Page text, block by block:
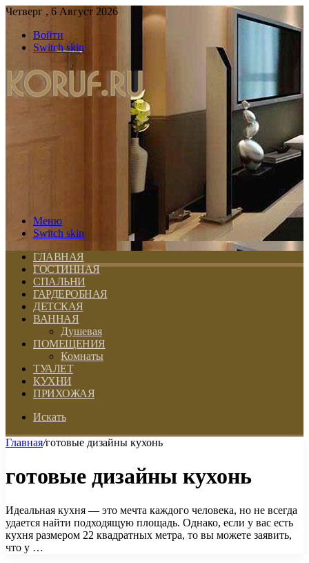
Четверг , 6 Август 2026
Войти
Switch skin
Меню
Switch skin
ГЛАВНАЯ
ГОСТИННАЯ
СПАЛЬНИ
ГАРДЕРОБНАЯ
ДЕТСКАЯ
ВАННАЯ
Душевая
ПОМЕЩЕНИЯ
Комнаты
ТУАЛЕТ
КУХНИ
ПРИХОЖАЯ
Искать
Главная/готовые дизайны кухонь
готовые дизайны кухонь
Идеальная кухня — это мечта каждого человека, но не всегда
удается найти подходящую площадь. Однако, если у вас есть
кухня размером 22 квадратных метра, то вы можете заявить,
что у …